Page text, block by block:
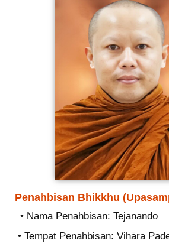
Penahbisan Bhikkhu
• Nama Penahbisan: Tejanando
• Tempat Penahbisan: Vihāra